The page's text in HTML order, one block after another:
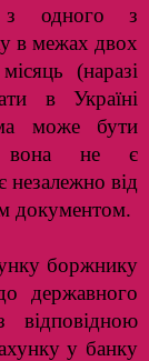
з одного з
в межах двох
(наразі
в Україні
може бути
вона не є
незалежно від
документом.
боржнику
державного
у банку